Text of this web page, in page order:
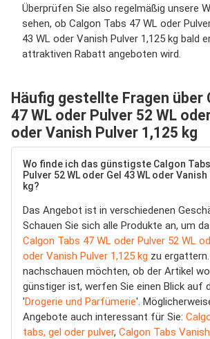
Überprüfen Sie also regelmäßig unsere
sehen, ob Calgon Tabs 47 WL oder
43 WL oder Vanish Pulver 1,125 kg bald
attraktiven Rabatt angeboten wird.
Häufig gestellte Fragen über
47 WL oder Pulver 52 WL
oder Vanish Pulver 1,125 kg
Wo finde ich das günstigste Calgon
Pulver 52 WL oder Gel 43 WL oder
kg?
Das Angebot ist in verschiedenen
Schauen Sie sich alle Produkte an, um
Calgon Tabs 47 WL oder Pulver 52 WL
oder Vanish Pulver 1,125 kg zu
nachschauen möchten, ob der Artikel
günstiger ist, werfen Sie einen Blick auf
'Drogerie und Parfümerie'.
Angebote auch interessant für Sie:
tabs, gel oder pulver, Calgon Tabs